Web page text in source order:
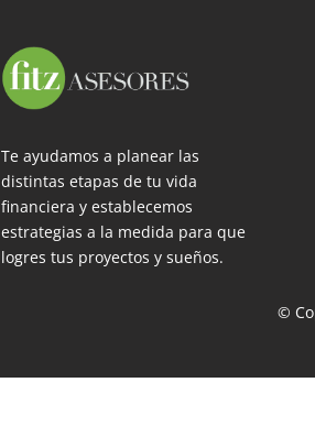
Te ayudamos a planear las
distintas etapas de tu vida
financiera y establecemos
estrategias a la medida para que
logres tus proyectos y sueños.
©